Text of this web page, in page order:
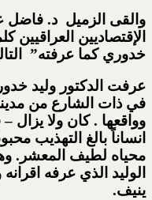
والقى الزميل د. فاضل
الإقتصاديين العراقيين
خدوري كما عرفته”
عرفت الدكتور وليد
في ذات الشارع من
وواقعها . كان ولا يزال
انساناً بالغ التهذيب
محياه لطيف المعشر.
الوليد الذي عرفه
ينيف.